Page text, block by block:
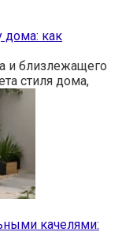
дома: как
и близлежащего
стиля дома,
качелями: